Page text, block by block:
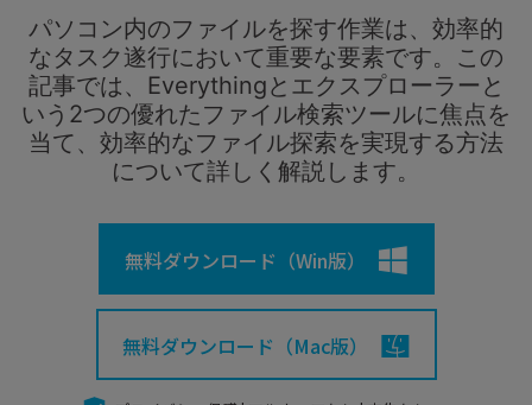
Recoverit for Mac
AI
Macの大切なデータを制限なく完全復元
スマホで始めよう
消えたデータ/ 誤削除したデータも完全無料で復元
データ損失のシナリオ
すべての機能を確認
パソコン復元
その他の復元
詳しくは
カスタマーストーリー
人気内容
Recoveritをよりよく活用
ログイン
search
パソコン内のファイルを探す作業は、効率的
なタスク遂行において重要な要素です。この
記事では、Everythingとエクスプローラーと
いう2つの優れたファイル検索ツールに焦点を
当て、効率的なファイル探索を実現する方法
について詳しく解説します。
無料ダウンロード（Win版）
無料ダウンロード（Mac版）